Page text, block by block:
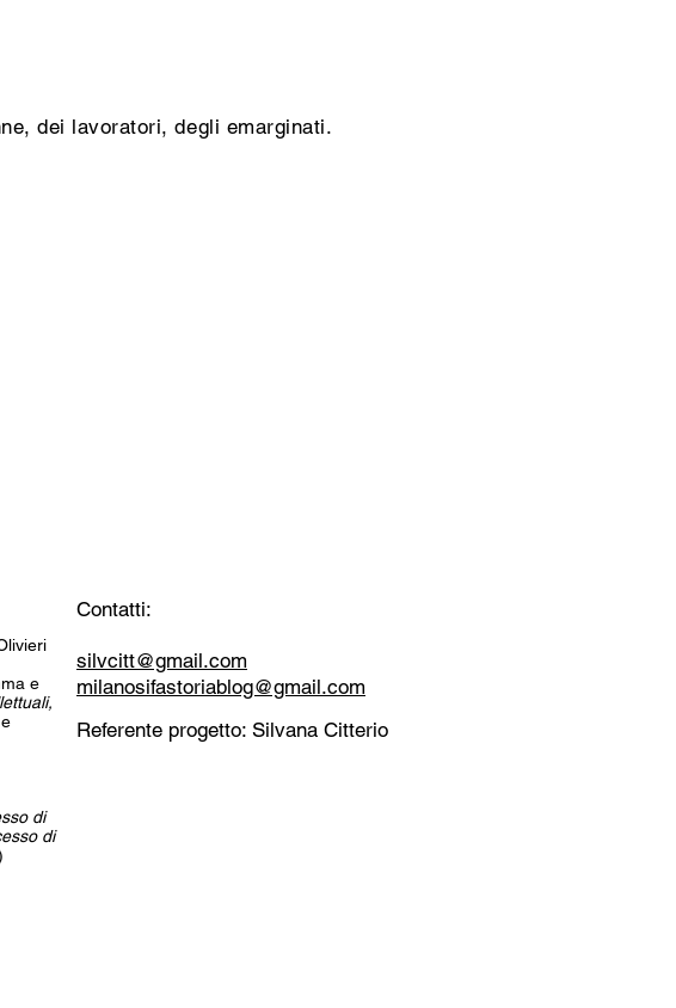
dei lavoratori, degli emarginati.
e
di
di
Contatti:
silvcitt@gmail.com
milanosifastoriablog@gmail.com
Referente progetto: Silvana Citterio